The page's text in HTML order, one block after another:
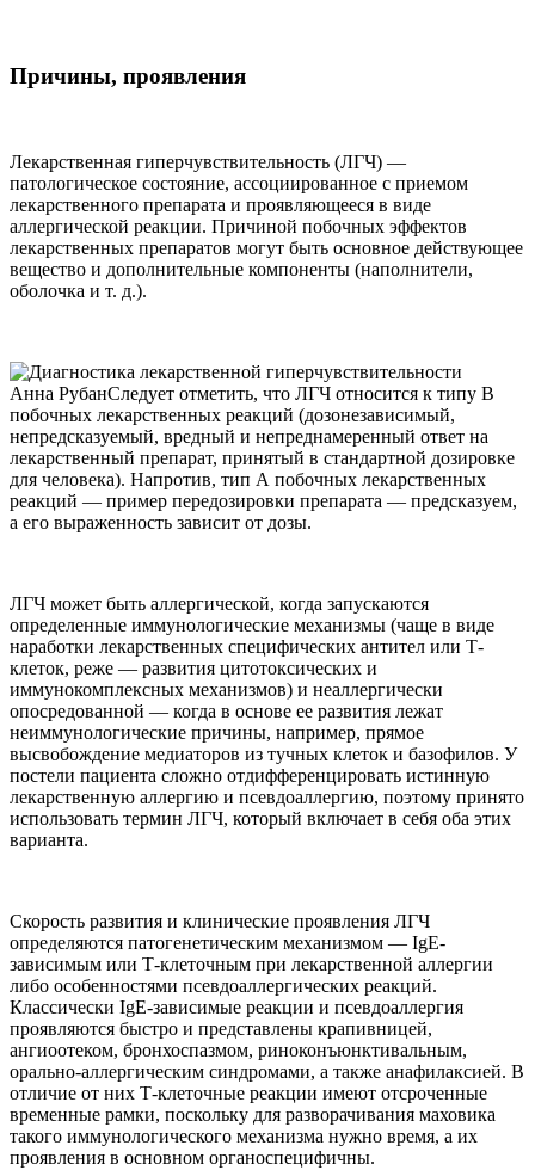
Причины, проявления
Лекарственная гиперчувствительность (ЛГЧ) —
патологическое состояние, ассоциированное с приемом
лекарственного препарата и проявляющееся в виде
аллергической реакции. Причиной побочных эффектов
лекарственных препаратов могут быть основное действующее
вещество и дополнительные компоненты (наполнители,
оболочка и т. д.).
Анна РубанСледует отметить, что ЛГЧ относится к типу В
побочных лекарственных реакций (дозонезависимый,
непредсказуемый, вредный и непреднамеренный ответ на
лекарственный препарат, принятый в стандартной дозировке
для человека). Напротив, тип А побочных лекарственных
реакций — пример передозировки препарата — предсказуем,
а его выраженность зависит от дозы.
ЛГЧ может быть аллергической, когда запускаются
определенные иммунологические механизмы (чаще в виде
наработки лекарственных специфических антител или Т-
клеток, реже — развития цитотоксических и
иммунокомплексных механизмов) и неаллергически
опосредованной — когда в основе ее развития лежат
неиммунологические причины, например, прямое
высвобождение медиаторов из тучных клеток и базофилов. У
постели пациента сложно отдифференцировать истинную
лекарственную аллергию и псевдоаллергию, поэтому принято
использовать термин ЛГЧ, который включает в себя оба этих
варианта.
Скорость развития и клинические проявления ЛГЧ
определяются патогенетическим механизмом — IgE-
зависимым или Т-клеточным при лекарственной аллергии
либо особенностями псевдоаллергических реакций.
Классически IgE-зависимые реакции и псевдоаллергия
проявляются быстро и представлены крапивницей,
ангиоотеком, бронхоспазмом, риноконъюнктивальным,
орально-аллергическим синдромами, а также анафилаксией. В
отличие от них Т-клеточные реакции имеют отсроченные
временные рамки, поскольку для разворачивания маховика
такого иммунологического механизма нужно время, а их
проявления в основном органоспецифичны.